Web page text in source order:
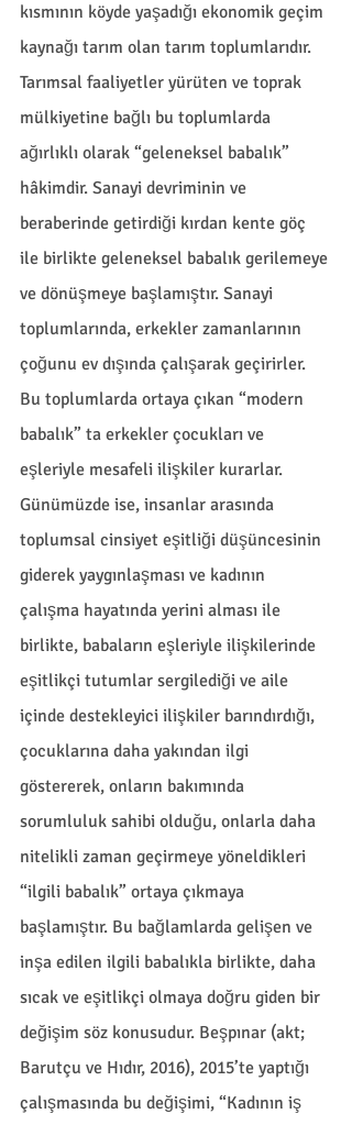
kısmının köyde yaşadığı ekonomik geçim
kaynağı tarım olan tarım toplumlarıdır.
Tarımsal faaliyetler yürüten ve toprak
mülkiyetine bağlı bu toplumlarda
ağırlıklı olarak “geleneksel babalık”
hâkimdir. Sanayi devriminin ve
beraberinde getirdiği kırdan kente göç
ile birlikte geleneksel babalık gerilemeye
ve dönüşmeye başlamıştır. Sanayi
toplumlarında, erkekler zamanlarının
çoğunu ev dışında çalışarak geçirirler.
Bu toplumlarda ortaya çıkan “modern
babalık” ta erkekler çocukları ve
eşleriyle mesafeli ilişkiler kurarlar.
Günümüzde ise, insanlar arasında
toplumsal cinsiyet eşitliği düşüncesinin
giderek yaygınlaşması ve kadının
çalışma hayatında yerini alması ile
birlikte, babaların eşleriyle ilişkilerinde
eşitlikçi tutumlar sergilediği ve aile
içinde destekleyici ilişkiler barındırdığı,
çocuklarına daha yakından ilgi
göstererek, onların bakımında
sorumluluk sahibi olduğu, onlarla daha
nitelikli zaman geçirmeye yöneldikleri
“ilgili babalık” ortaya çıkmaya
başlamıştır. Bu bağlamlarda gelişen ve
inşa edilen ilgili babalıkla birlikte, daha
sıcak ve eşitlikçi olmaya doğru giden bir
değişim söz konusudur. Beşpınar (akt;
Barutçu ve Hıdır, 2016), 2015’te yaptığı
çalışmasında bu değişimi, “Kadının iş